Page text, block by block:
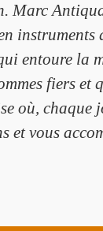
Marc
instruments
entoure la
fiers et
où, chaque
et vous